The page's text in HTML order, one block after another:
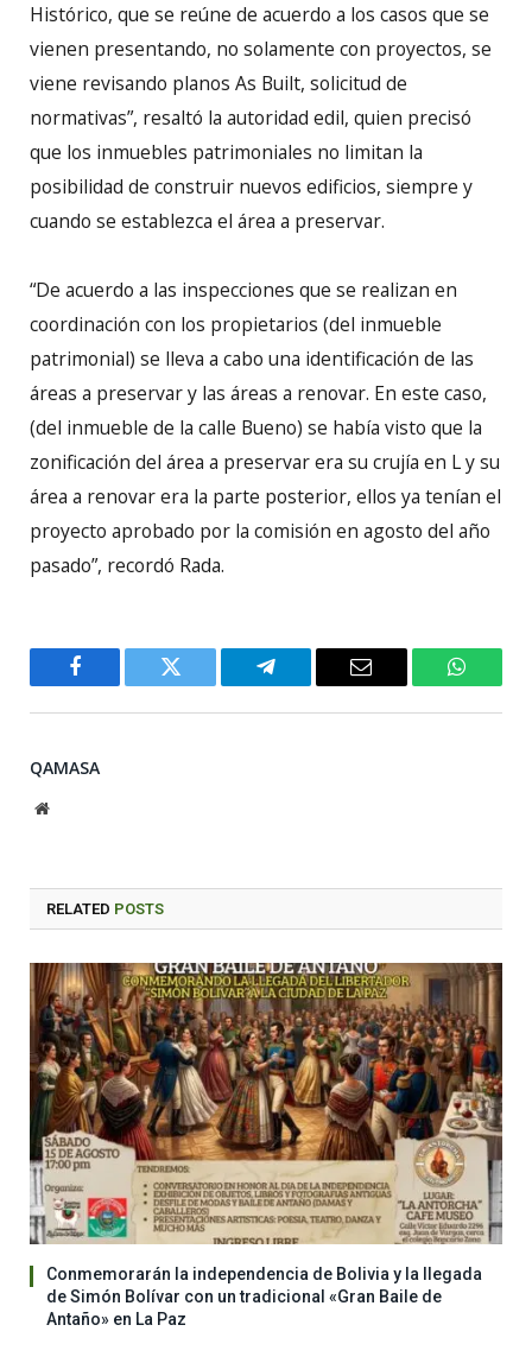
Histórico, que se reúne de acuerdo a los casos que se
vienen presentando, no solamente con proyectos, se
viene revisando planos As Built, solicitud de
normativas”, resaltó la autoridad edil, quien precisó
que los inmuebles patrimoniales no limitan la
posibilidad de construir nuevos edificios, siempre y
cuando se establezca el área a preservar.
“De acuerdo a las inspecciones que se realizan en
coordinación con los propietarios (del inmueble
patrimonial) se lleva a cabo una identificación de las
áreas a preservar y las áreas a renovar. En este caso,
(del inmueble de la calle Bueno) se había visto que la
zonificación del área a preservar era su crujía en L y su
área a renovar era la parte posterior, ellos ya tenían el
proyecto aprobado por la comisión en agosto del año
pasado”, recordó Rada.
Facebook Twitter Telegram Email
QAMASA
Website
RELATED POSTS
Conmemorarán la independencia de Bolivia y la llegada
de Simón Bolívar con un tradicional «Gran Baile de
Antaño» en La Paz